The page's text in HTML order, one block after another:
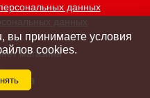
данных
данных
магазина
вы принимаете условия
cookies.